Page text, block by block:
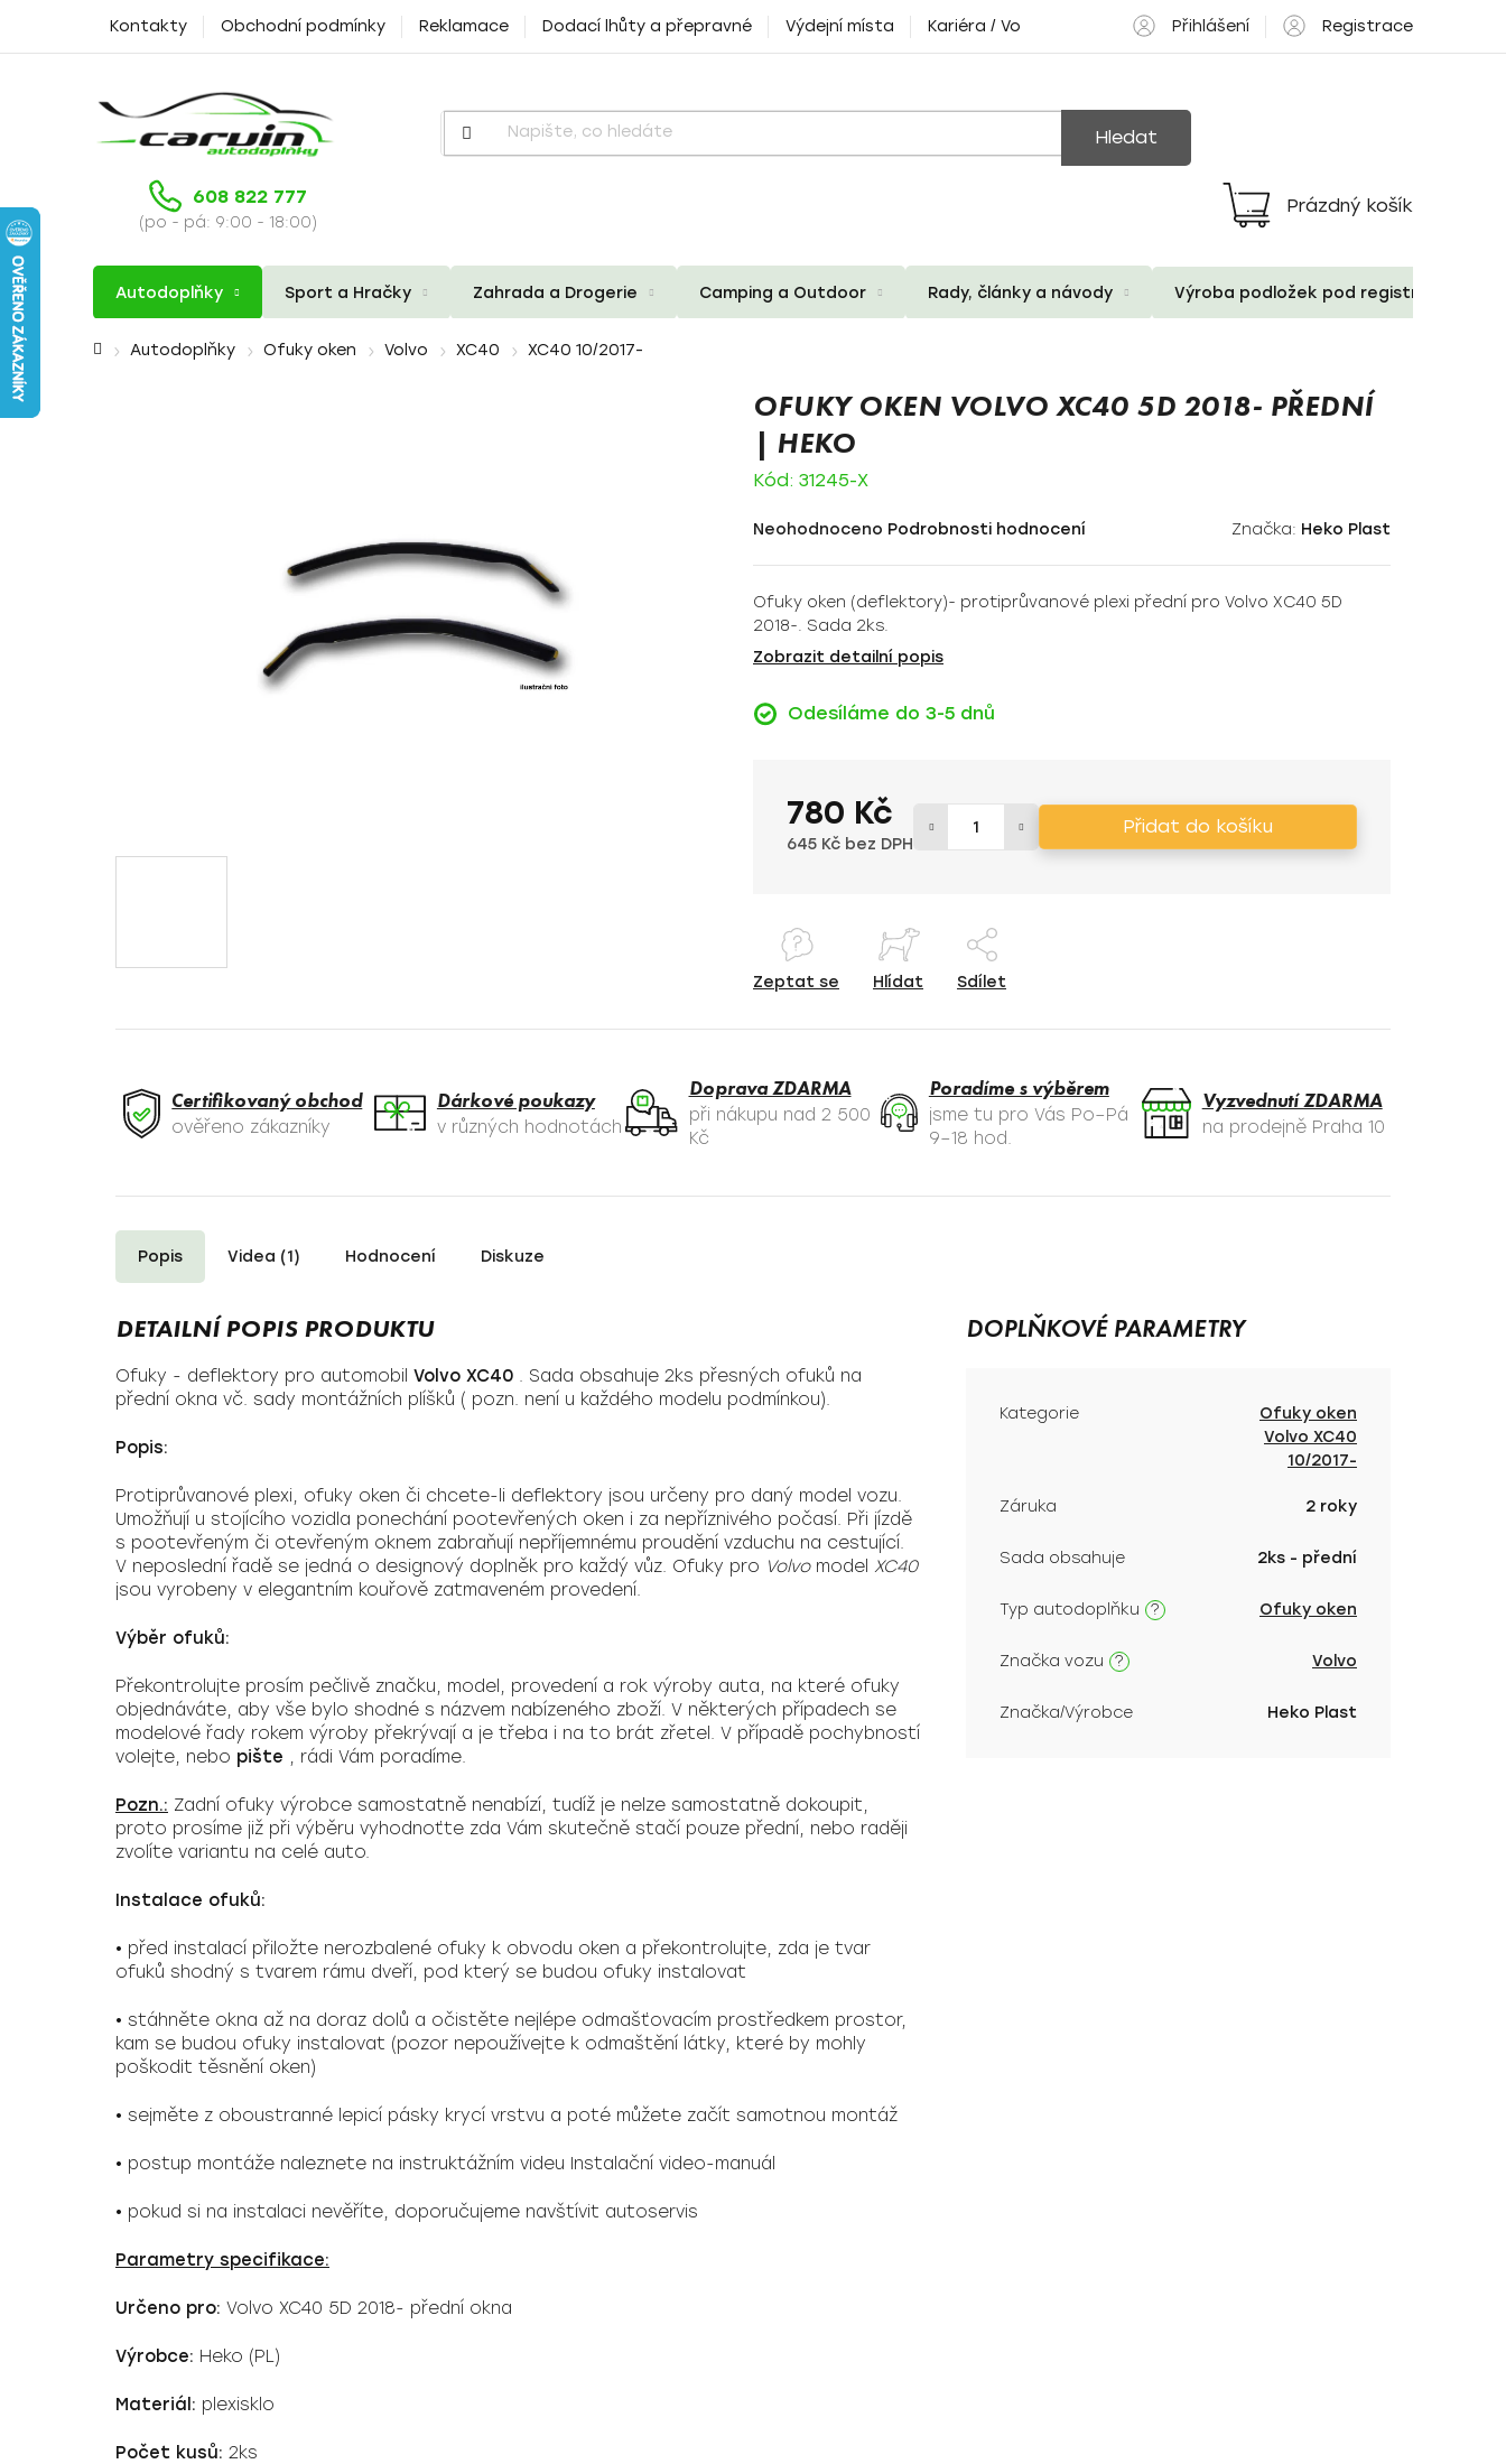
Kontakty Obchodní podmínky Reklamace Dodací lhůty a přepravné Výdejní místa Kariéra / Volné pozice Přihlášení Registrace
Hledat
608 822 777
(po - pá: 9:00 - 18:00)
Nákupní
košík
Prázdný košík
Autodoplňky Sport a Hračky Zahrada a Drogerie Camping a Outdoor Rady, články a návody Výroba podložek pod registrační
Domů Autodoplňky Ofuky oken Volvo XC40 XC40 10/2017-
OFUKY OKEN VOLVO XC40 5D 2018- PŘEDNÍ
| HEKO
Kód: 31245-X
Průměrné
je
0,0
z
hvězdiček.
Neohodnoceno Podrobnosti hodnocení Značka: Heko Plast
Ofuky oken (deflektory)- protiprůvanové plexi přední pro Volvo XC40 5D
2018-. Sada 2ks.
Zobrazit detailní popis
Odesíláme do 3-5 dnů
780 Kč
645 Kč bez DPH
Přidat do košíku
Zeptat se Hlídat Sdílet
Certifikovaný obchod
ověřeno zákazníky
Dárkové poukazy
v různých hodnotách
Doprava ZDARMA
při nákupu nad 2 500
Kč
Poradíme s výběrem
jsme tu pro Vás Po–Pá
9–18 hod.
Vyzvednutí ZDARMA
na prodejně Praha 10
Popis Videa (1) Hodnocení Diskuze
Ofuky - deflektory pro automobil Volvo XC40 . Sada obsahuje 2ks přesných ofuků na
přední okna vč. sady montážních plíšků ( pozn. není u každého modelu podmínkou).
Popis:
Protiprůvanové plexi, ofuky oken či chcete-li deflektory jsou určeny pro daný model vozu.
Umožňují u stojícího vozidla ponechání pootevřených oken i za nepříznivého počasí. Při jízdě
s pootevřeným či otevřeným oknem zabraňují nepříjemnému proudění vzduchu na cestující.
V neposlední řadě se jedná o designový doplněk pro každý vůz. Ofuky pro Volvomodel XC40
jsou vyrobeny v elegantním kouřově zatmaveném provedení.
Výběr ofuků:
Překontrolujte prosím pečlivě značku, model, provedení a rok výroby auta, na které ofuky
objednáváte, aby vše bylo shodné s názvem nabízeného zboží. V některých případech se
modelové řady rokem výroby překrývají a je třeba i na to brát zřetel. V případě pochybností
volejte, nebo pište , rádi Vám poradíme.
Pozn.: Zadní ofuky výrobce samostatně nenabízí, tudíž je nelze samostatně dokoupit,
proto prosíme již při výběru vyhodnoťte zda Vám skutečně stačí pouze přední, nebo raději
zvolíte variantu na celé auto.
Instalace ofuků:
• před instalací přiložte nerozbalené ofuky k obvodu oken a překontrolujte, zda je tvar
ofuků shodný s tvarem rámu dveří, pod který se budou ofuky instalovat
• stáhněte okna až na doraz dolů a očistěte nejlépe odmašťovacím prostředkem prostor,
kam se budou ofuky instalovat (pozor nepoužívejte k odmaštění látky, které by mohly
poškodit těsnění oken)
• sejměte z oboustranné lepicí pásky krycí vrstvu a poté můžete začít samotnou montáž
• postup montáže naleznete na instruktážním videu Instalační video-manuál
• pokud si na instalaci nevěříte, doporučujeme navštívit autoservis
Parametry specifikace:
Určeno pro: Volvo XC40 5D 2018- přední okna
Výrobce: Heko (PL)
Materiál: plexisklo
Počet kusů: 2ks
DOPLŇKOVÉ PARAMETRY
Kategorie
Ofuky oken
Volvo XC40
10/2017-
Záruka 2 roky
Sada obsahuje 2ks - přední
?
Typ autodoplňku Ofuky oken
?
Značka vozu Volvo
Značka/Výrobce Heko Plast